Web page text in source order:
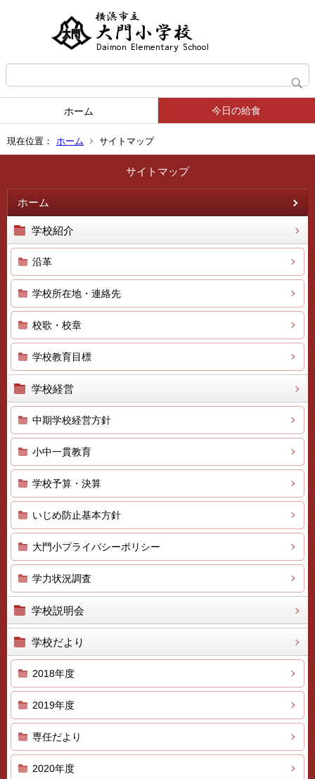
ホーム 今日の給食
現在位置： ホーム サイトマップ
サイトマップ
ホーム
学校紹介
沿革
学校所在地・連絡先
校歌・校章
学校教育目標
学校経営
中期学校経営方針
小中一貫教育
学校予算・決算
いじめ防止基本方針
大門小プライバシーポリシー
学力状況調査
学校説明会
学校だより
2018年度
2019年度
専任だより
2020年度